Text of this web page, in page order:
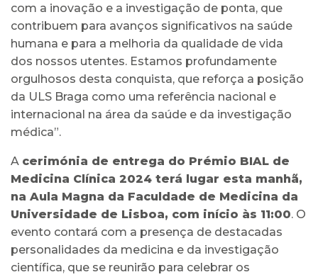
com a inovação e a investigação de ponta, que
contribuem para avanços significativos na saúde
humana e para a melhoria da qualidade de vida
dos nossos utentes. Estamos profundamente
orgulhosos desta conquista, que reforça a posição
da ULS Braga como uma referência nacional e
internacional na área da saúde e da investigação
médica”.
A cerimónia de entrega do Prémio BIAL de
Medicina Clínica 2024 terá lugar esta manhã,
na Aula Magna da Faculdade de Medicina da
Universidade de Lisboa, com início às 11:00. O
evento contará com a presença de destacadas
personalidades da medicina e da investigação
científica, que se reunirão para celebrar os